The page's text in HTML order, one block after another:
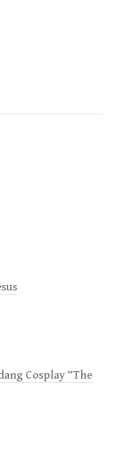
Cosplay “The